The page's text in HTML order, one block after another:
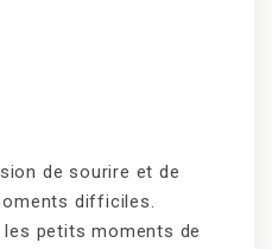
de sourire et de
difficiles.
les petits moments de